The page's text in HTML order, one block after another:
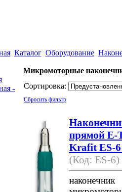
Каталог Оборудование
-
Микромоторные
Сортировка:
Сбросить фильтр
прямой E-
Krafit ES-
(Код: ES-6)
наконечник